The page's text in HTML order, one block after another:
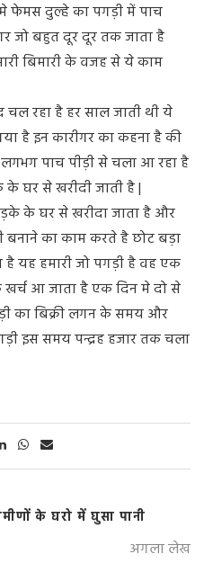
मे फेमस दुल्हे का पगड़ी में पाच
जो बहुत दूर दूर तक जाता है
बिमारी के वजह से ये काम
चल रहा है हर साल जाती थी ये
है इन कारीगर का कहना है की
पाच पीड़ी से चला आ रहा है
घर से खरीदी जाती है |
के घर से खरीदा जाता है और
का काम करते है छोट बड़ा
यह हमारी जो पगड़ी है वह एक
आ जाता है एक दिन मे दो से
का बिक्री लगन के समय और
इस समय पन्द्रह हजार तक चला
के घरो में घुसा पानी
अगला लेख